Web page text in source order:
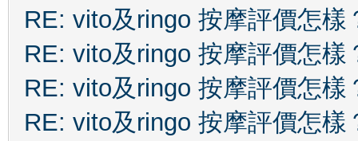
RE: vito及ringo 按摩評價怎樣
RE: vito及ringo 按摩評價怎樣
RE: vito及ringo 按摩評價怎樣
RE: vito及ringo 按摩評價怎樣